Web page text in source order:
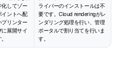
化してゾー
イントへ配
プリンター
展開サイ
ライバーのインストールは不
要です。Cloud renderingがレ
ンダリング処理を行い、管理
ポータルで割り当てを行いま
す。